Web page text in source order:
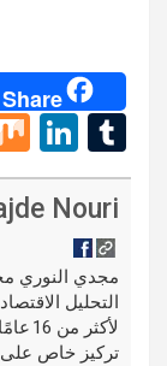
Share
T
u
m
bl
r
Li
n
ke
n
Nouri
مجدي النوري
التحليل
تركيز خاص على